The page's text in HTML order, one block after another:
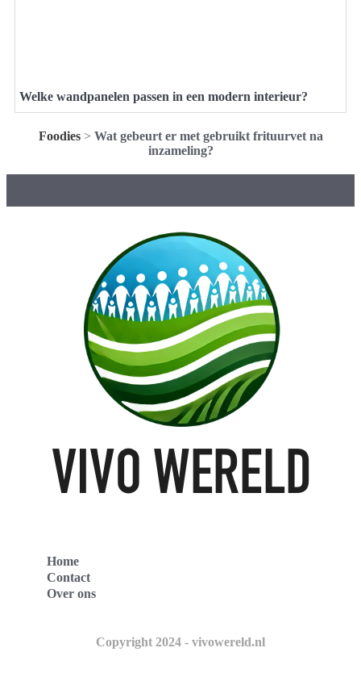
Welke wandpanelen passen in een modern interieur?
Foodies> Wat gebeurt er met gebruikt frituurvet na
inzameling?
Home
Contact
Over ons
Copyright 2024 - vivowereld.nl